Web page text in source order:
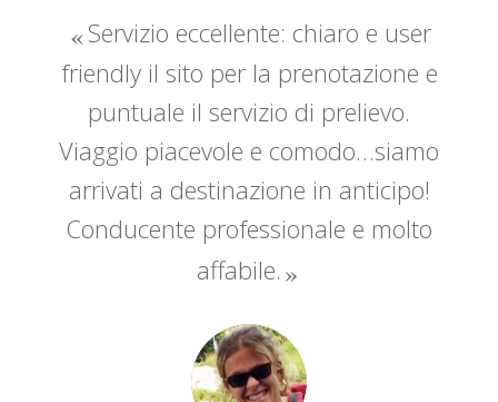
Servizio eccellente: chiaro e user
friendly il sito per la prenotazione e
puntuale il servizio di prelievo.
Viaggio piacevole e comodo…siamo
arrivati a destinazione in anticipo!
Conducente professionale e molto
affabile.